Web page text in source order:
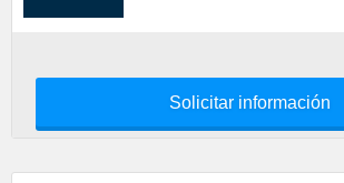
Solicitar información